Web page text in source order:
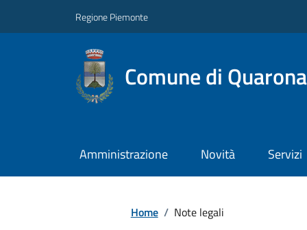
Regione Piemonte
Comune di Quarona
Amministrazione Novità Servizi
Home / Note legali